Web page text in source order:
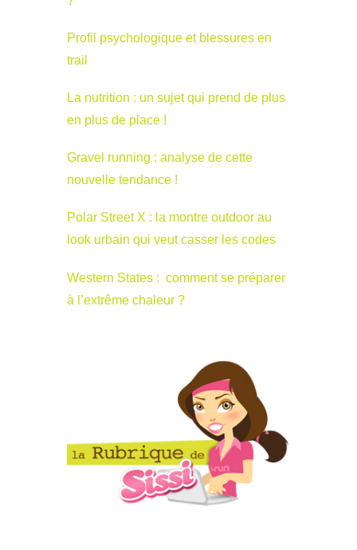
Profil psychologique et blessures en
trail
La nutrition : un sujet qui prend de plus
en plus de place !
Gravel running : analyse de cette
nouvelle tendance !
Polar Street X : la montre outdoor au
look urbain qui veut casser les codes
Western States : comment se préparer
à l’extrême chaleur ?